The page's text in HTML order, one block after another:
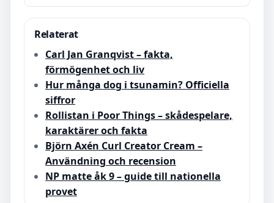
Relaterat
Carl Jan Granqvist – fakta,
förmögenhet och liv
Hur många dog i tsunamin? Officiella
siffror
Rollistan i Poor Things – skådespelare,
karaktärer och fakta
Björn Axén Curl Creator Cream –
Användning och recension
NP matte åk 9 – guide till nationella
provet